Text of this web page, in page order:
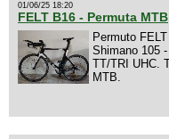
01/06/25 18:20
FELT B16 - Permuta MTB
Permuto
Shimano 105
TT/TRI UHC.
MTB.